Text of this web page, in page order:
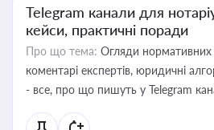
Telegram канали для
кейси, практичні поради
Про що тема: Огляди нормативних
коментарі експертів, юридичні
- все, про що пишуть у Telegram